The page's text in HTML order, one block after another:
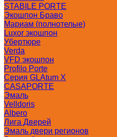
STABILE PORTE
Экошпон Браво
Мариам (полнотелые)
Luxor экошпон
Убертюре
Verda
VFD экошпон
Profilo Porte
Серия GLAtum X
CASAPORTE
Эмаль
Velldoris
Albero
Лига Дверей
Эмаль двери регионов